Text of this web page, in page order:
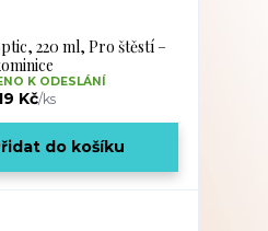
220 ml, Pro štěstí –
Kč/ks
K ODESLÁNÍ
do košíku